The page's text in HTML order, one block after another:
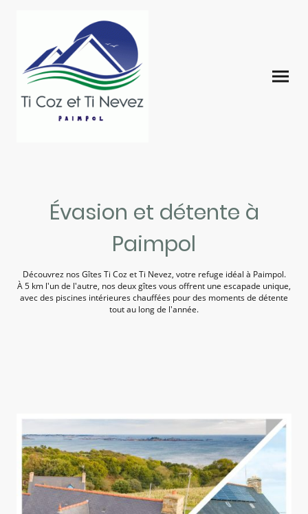
Évasion et détente à
Paimpol
Découvrez nos Gîtes Ti Coz et Ti Nevez, votre refuge idéal à Paimpol.
À 5 km l'un de l'autre, nos deux gîtes vous offrent une escapade unique,
avec des piscines intérieures chauffées pour des moments de détente
tout au long de l'année.